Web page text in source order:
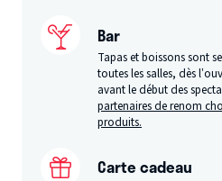
Bar
Tapas et boissons sont
toutes les salles, dès
avant le début des
partenaires de renom
produits.
Carte cadeau